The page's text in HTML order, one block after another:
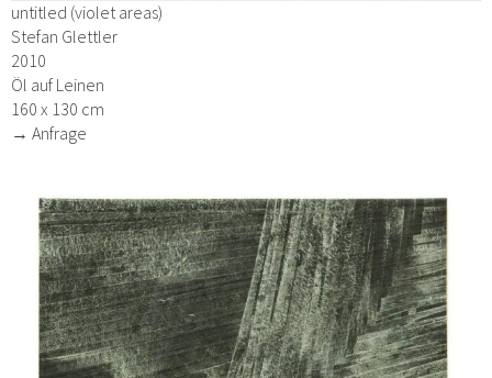
untitled (violet areas)
Stefan Glettler
2010
Öl auf Leinen
160 x 130 cm
→ Anfrage